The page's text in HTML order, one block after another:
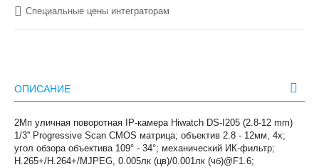
Специальные цены интеграторам
ОПИСАНИЕ
2Мп уличная поворотная IP-камера Hiwatch DS-I205 (2.8-12 mm)
1/3'' Progressive Scan CMOS матрица; объектив 2.8 - 12мм, 4x;
угол обзора объектива 109° - 34°; механический ИК-фильтр;
H.265+/H.264+/MJPEG, 0.005лк (цв)/0.001лк (чб)@F1.6;